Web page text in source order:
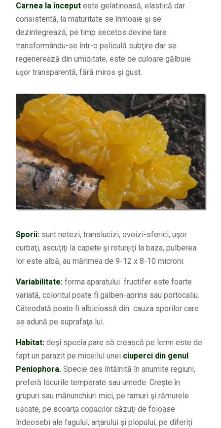
Carnea la început este gelatinoasă, elastică dar
consistentă, la maturitate se înmoaie şi se
dezintegrează, pe timp secetos devine tare
transformându-se într-o peliculă subţire dar se
regenerează din umiditate, este de culoare gălbuie
uşor transparentă, fără miros şi gust.
Sporii:sunt netezi, translucizi, ovoizi-sferici, uşor
curbaţi, ascuţiţi la capete şi rotunjiţi la baza, pulberea
lor este albă, au mărimea de 9-12 x 8-10 microni.
Variabilitate: forma aparatului fructifer este foarte
variată, coloritul poate fi galben-aprins sau portocaliu.
Câteodată poate fi albicioasă din cauza sporilor care
se adună pe suprafaţa lui.
Habitat: deşi specia pare să crească pe lemn este de
fapt un parazit pe miceilul unei ciuperci din genul
Peniophora.Specie des întâlnită în anumite regiuni,
preferă locurile temperate sau umede. Creşte în
grupuri sau mănunchiuri mici, pe ramuri şi rămurele
uscate, pe scoarţa copacilor căzuţi de foioase
îndeosebi ale fagului, arţarului şi plopului, pe diferiţi